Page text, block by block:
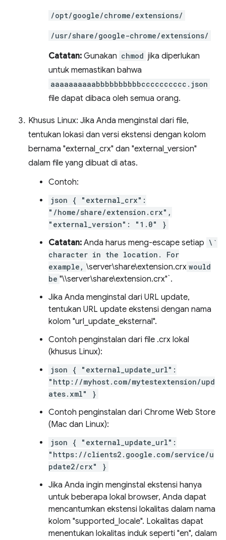
/opt/google/chrome/extensions/
/usr/share/google-chrome/extensions/
Catatan: Gunakan chmod jika diperlukan
untuk memastikan bahwa
aaaaaaaaaabbbbbbbbbbcccccccccc.json
file dapat dibaca oleh semua orang.
Khusus Linux: Jika Anda menginstal dari file,
tentukan lokasi dan versi ekstensi dengan kolom
bernama "external_crx" dan "external_version"
dalam file yang dibuat di atas.
Contoh:
json { "external_crx":
"/home/share/extension.crx",
"external_version": "1.0" }
Catatan: Anda harus meng-escape setiap \`
character in the location. For
example, \server\share\extension.crx would
be "\\server\share\extension.crx"`.
Jika Anda menginstal dari URL update,
tentukan URL update ekstensi dengan nama
kolom "url_update_eksternal".
Contoh penginstalan dari file .crx lokal
(khusus Linux):
json { "external_update_url":
"http://myhost.com/mytestextension/upd
ates.xml" }
Contoh penginstalan dari Chrome Web Store
(Mac dan Linux):
json { "external_update_url":
"https://clients2.google.com/service/u
pdate2/crx" }
Jika Anda ingin menginstal ekstensi hanya
untuk beberapa lokal browser, Anda dapat
mencantumkan ekstensi lokalitas dalam nama
kolom "supported_locale". Lokalitas dapat
menentukan lokalitas induk seperti "en", dalam